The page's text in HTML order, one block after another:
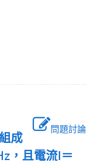
問題討論
成
，且電流I＝